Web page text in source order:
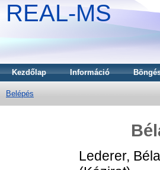
REAL-MS
Kezdőlap Információ
Belépés
Lederer, Béla